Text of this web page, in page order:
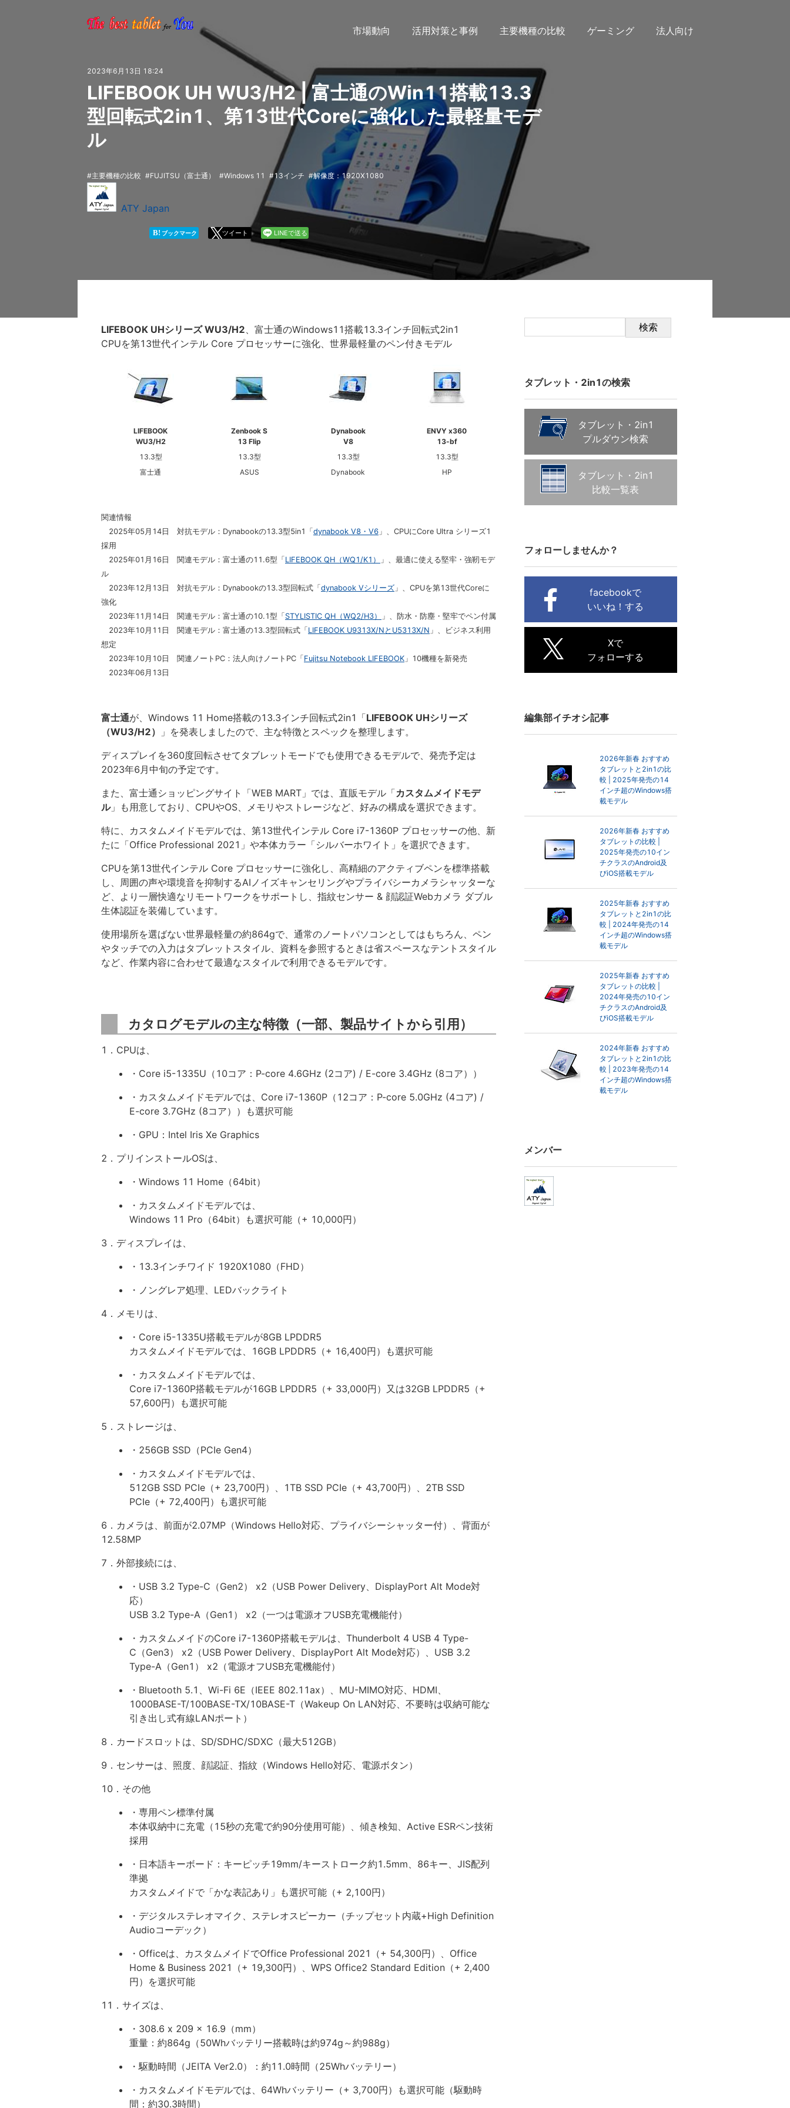
市場動向 活用対策と事例 主要機種の比較 ゲーミング 法人向け
2023年6月13日 18:24
LIFEBOOK UH WU3/H2 | 富士通のWin11搭載13.3
型回転式2in1、第13世代Coreに強化した最軽量モデ
ル
主要機種の比較 FUJITSU（富士通） Windows 11 13インチ 解像度：1920X1080
ATY Japan
B! ブックマーク ツイート LINEで送る
LIFEBOOK UHシリーズ WU3/H2、富士通のWindows11搭載13.3インチ回転式2in1
CPUを第13世代インテル Core プロセッサーに強化、世界最軽量のペン付きモデル
LIFEBOOK
WU3/H2
13.3型
富士通
Zenbook S
13 Flip
13.3型
ASUS
Dynabook
V8
13.3型
Dynabook
ENVY x360
13-bf
13.3型
HP
関連情報
2025年05月14日 対抗モデル：Dynabookの13.3型5in1「 dynabook V8・V6 」、CPUにCore Ultra シリーズ1
採用
2025年01月16日 関連モデル：富士通の11.6型「 LIFEBOOK QH（WQ1/K1）
」、最適に使える堅牢・強靭モデ
ル
2023年12月13日 対抗モデル：Dynabookの13.3型回転式「 dynabook Vシリーズ 」、CPUを第13世代Coreに
強化
2023年11月14日 関連モデル：富士通の10.1型「 STYLISTIC QH（WQ2/H3）
」、防水・防塵・堅牢でペン付属
2023年10月11日 関連モデル：富士通の13.3型回転式「 LIFEBOOK U9313X/NとU5313X/N 」、ビジネス利用
想定
2023年10月10日 関連ノートPC：法人向けノートPC「 Fujitsu Notebook LIFEBOOK 」10機種を新発売
2023年06月13日
富士通が、Windows 11 Home搭載の13.3インチ回転式2in1「LIFEBOOK UHシリーズ
（WU3/H2）
」を発表しましたので、主な特徴とスペックを整理します。
ディスプレイを360度回転させてタブレットモードでも使用できるモデルで、発売予定は
2023年6月中旬の予定です。
また、富士通ショッピングサイト「WEB MART」では、直販モデル「カスタムメイドモデ
ル」も用意しており、CPUやOS、メモリやストレージなど、好みの構成を選択できます。
特に、カスタムメイドモデルでは、第13世代インテル Core i7-1360P プロセッサーの他、新
たに「Office Professional 2021」や本体カラー「シルバーホワイト」を選択できます。
CPUを第13世代インテル Core プロセッサーに強化し、高精細のアクティブペンを標準搭載
し、周囲の声や環境音を抑制するAIノイズキャンセリングやプライバシーカメラシャッターな
ど、より一層快適なリモートワークをサポートし、指紋センサー & 顔認証Webカメラ ダブル
生体認証を装備しています。
使用場所を選ばない世界最軽量の約864gで、通常のノートパソコンとしてはもちろん、ペン
やタッチでの入力はタブレットスタイル、資料を参照するときは省スペースなテントスタイル
など、作業内容に合わせて最適なスタイルで利用できるモデルです。
カタログモデルの主な特徴（一部、製品サイトから引用）
1．CPUは、
・Core i5-1335U（10コア：P-core 4.6GHz (2コア) / E-core 3.4GHz (8コア））
・カスタムメイドモデルでは、Core i7-1360P（12コア：P-core 5.0GHz (4コア) /
E-core 3.7GHz (8コア））も選択可能
・GPU：Intel Iris Xe Graphics
2．プリインストールOSは、
・Windows 11 Home（64bit）
・カスタムメイドモデルでは、
Windows 11 Pro（64bit）も選択可能（+ 10,000円）
3．ディスプレイは、
・13.3インチワイド 1920X1080（FHD）
・ノングレア処理、LEDバックライト
4．メモリは、
・Core i5-1335U搭載モデルが8GB LPDDR5
カスタムメイドモデルでは、16GB LPDDR5（+ 16,400円）も選択可能
・カスタムメイドモデルでは、
Core i7-1360P搭載モデルが16GB LPDDR5（+ 33,000円）又は32GB LPDDR5（+
57,600円）も選択可能
5．ストレージは、
・256GB SSD（PCIe Gen4）
・カスタムメイドモデルでは、
512GB SSD PCIe（+ 23,700円）、1TB SSD PCIe（+ 43,700円）、2TB SSD
PCIe（+ 72,400円）も選択可能
6．カメラは、前面が2.07MP（Windows Hello対応、プライバシーシャッター付）、背面が
12.58MP
7．外部接続には、
・USB 3.2 Type-C（Gen2） x2（USB Power Delivery、DisplayPort Alt Mode対
応）
USB 3.2 Type-A（Gen1） x2（一つは電源オフUSB充電機能付）
・カスタムメイドのCore i7-1360P搭載モデルは、Thunderbolt 4 USB 4 Type-
C（Gen3） x2（USB Power Delivery、DisplayPort Alt Mode対応）、USB 3.2
Type-A（Gen1） x2（電源オフUSB充電機能付）
・Bluetooth 5.1、Wi-Fi 6E（IEEE 802.11ax）、MU-MIMO対応、HDMI、
1000BASE-T/100BASE-TX/10BASE-T（Wakeup On LAN対応、不要時は収納可能な
引き出し式有線LANポート）
8．カードスロットは、SD/SDHC/SDXC（最大512GB）
9．センサーは、照度、顔認証、指紋（Windows Hello対応、電源ボタン）
10．その他
・専用ペン標準付属
本体収納中に充電（15秒の充電で約90分使用可能）、傾き検知、Active ESRペン技術
採用
・日本語キーボード：キーピッチ19mm/キーストローク約1.5mm、86キー、JIS配列
準拠
カスタムメイドで「かな表記あり」も選択可能（+ 2,100円）
・デジタルステレオマイク、ステレオスピーカー（チップセット内蔵+High Definition
Audioコーデック）
・Officeは、カスタムメイドでOffice Professional 2021（+ 54,300円）、Office
Home & Business 2021（+ 19,300円）、WPS Office2 Standard Edition（+ 2,400
円）を選択可能
11．サイズは、
・308.6 x 209 x 16.9（mm）
重量：約864g（50Whバッテリー搭載時は約974g～約988g）
・駆動時間（JEITA Ver2.0）：約11.0時間（25Whバッテリー）
・カスタムメイドモデルでは、64Whバッテリー（+ 3,700円）も選択可能（駆動時
間：約30.3時間）
検索
タブレット・2in1の検索
タブレット・2in1
プルダウン検索
タブレット・2in1
比較一覧表
フォローしませんか？
facebookで
いいね！する
Xで
フォローする
編集部イチオシ記事
2026年新春 おすすめ
タブレットと2in1の比
較 | 2025年発売の14
インチ超のWindows搭
載モデル
2026年新春 おすすめ
タブレットの比較 |
2025年発売の10イン
チクラスのAndroid及
びiOS搭載モデル
2025年新春 おすすめ
タブレットと2in1の比
較 | 2024年発売の14
インチ超のWindows搭
載モデル
2025年新春 おすすめ
タブレットの比較 |
2024年発売の10イン
チクラスのAndroid及
びiOS搭載モデル
2024年新春 おすすめ
タブレットと2in1の比
較 | 2023年発売の14
インチ超のWindows搭
載モデル
メンバー